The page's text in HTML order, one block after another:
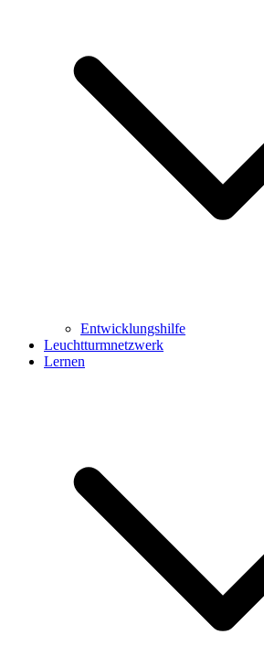
Entwicklungshilfe
Leuchtturmnetzwerk
Lernen